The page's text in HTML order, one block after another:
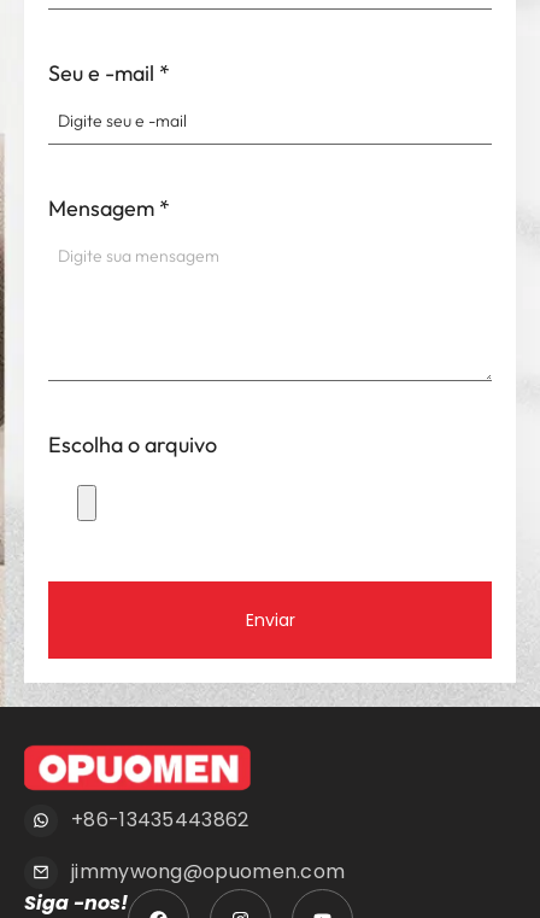
Seu e -mail *
Mensagem *
Escolha o arquivo
Enviar
+86-13435443862
jimmywong@opuomen.com
Siga -nos!